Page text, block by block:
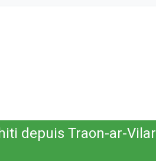
depuis Traon-ar-Vilar